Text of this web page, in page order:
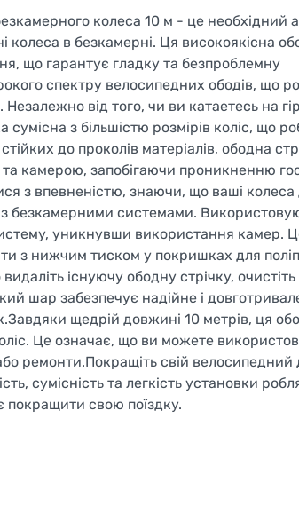
колеса 10 м - це необхідний
в безкамерні. Ця високоякісна
що гарантує гладку та безпроблемну
спектру велосипедних ободів, що
від того, чи ви катаетесь на
з більшістю розмірів коліс, що
до проколів матеріалів, ободна
та камерою, запобігаючи проникненню
з впевненістю, знаючи, що ваші
з безкамерними системами.
уникнувши використання камер.
з нижчим тиском у покришках для
існуючу ободну стрічку,
шар забезпечує надійне і
щедрій довжині 10 метрів, ця
Це означає, що ви можете
ремонти.Покращіть свій велосипедний
сумісність та легкість установки
свою поїздку.